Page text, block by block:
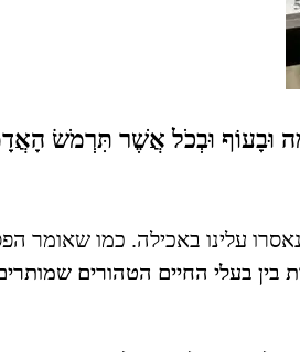
וּבָעוֹף וּבְכֹל אֲשֶׁר תִּרְמֹשׂ
עלינו באכילה. כמו
בעלי החיים הטהורים